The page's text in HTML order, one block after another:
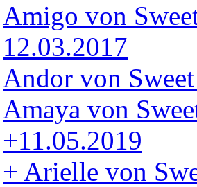
Amigo von
12.03.2017
Andor von
Amaya von
+11.05.2019
+ Arielle von